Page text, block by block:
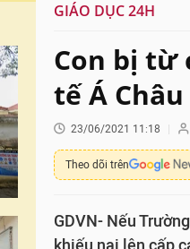
GIÁO DỤC 24H
Con bị từ
tế Á
23/06/2021 11:18
Theo dõi trên
GDVN- Nếu